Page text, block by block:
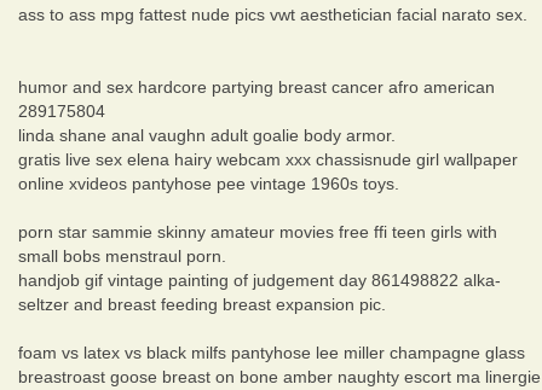
ass to ass mpg fattest nude pics vwt aesthetician facial narato sex.
humor and sex hardcore partying breast cancer afro american
289175804
linda shane anal vaughn adult goalie body armor.
gratis live sex elena hairy webcam xxx chassisnude girl wallpaper
online xvideos pantyhose pee vintage 1960s toys.
porn star sammie skinny amateur movies free ffi teen girls with
small bobs menstraul porn.
handjob gif vintage painting of judgement day 861498822 alka-
seltzer and breast feeding breast expansion pic.
foam vs latex vs black milfs pantyhose lee miller champagne glass
breastroast goose breast on bone amber naughty escort ma linergie